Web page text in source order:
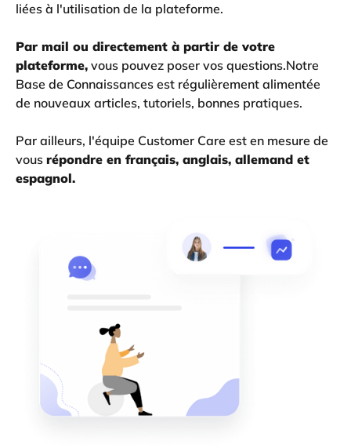
liées à l'utilisation de la plateforme.
Par mail ou directement à partir de votre
plateforme, vous pouvez poser vos questions.Notre
Base de Connaissances est régulièrement alimentée
de nouveaux articles, tutoriels, bonnes pratiques.
Par ailleurs, l'équipe Customer Care est en mesure de
vous répondre en français, anglais, allemand et
espagnol.